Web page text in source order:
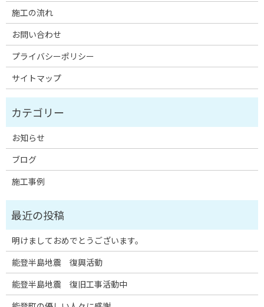
施工の流れ
お問い合わせ
プライバシーポリシー
サイトマップ
お知らせ
ブログ
施工事例
明けましておめでとうございます。
能登半島地震 復興活動
能登半島地震 復旧工事活動中